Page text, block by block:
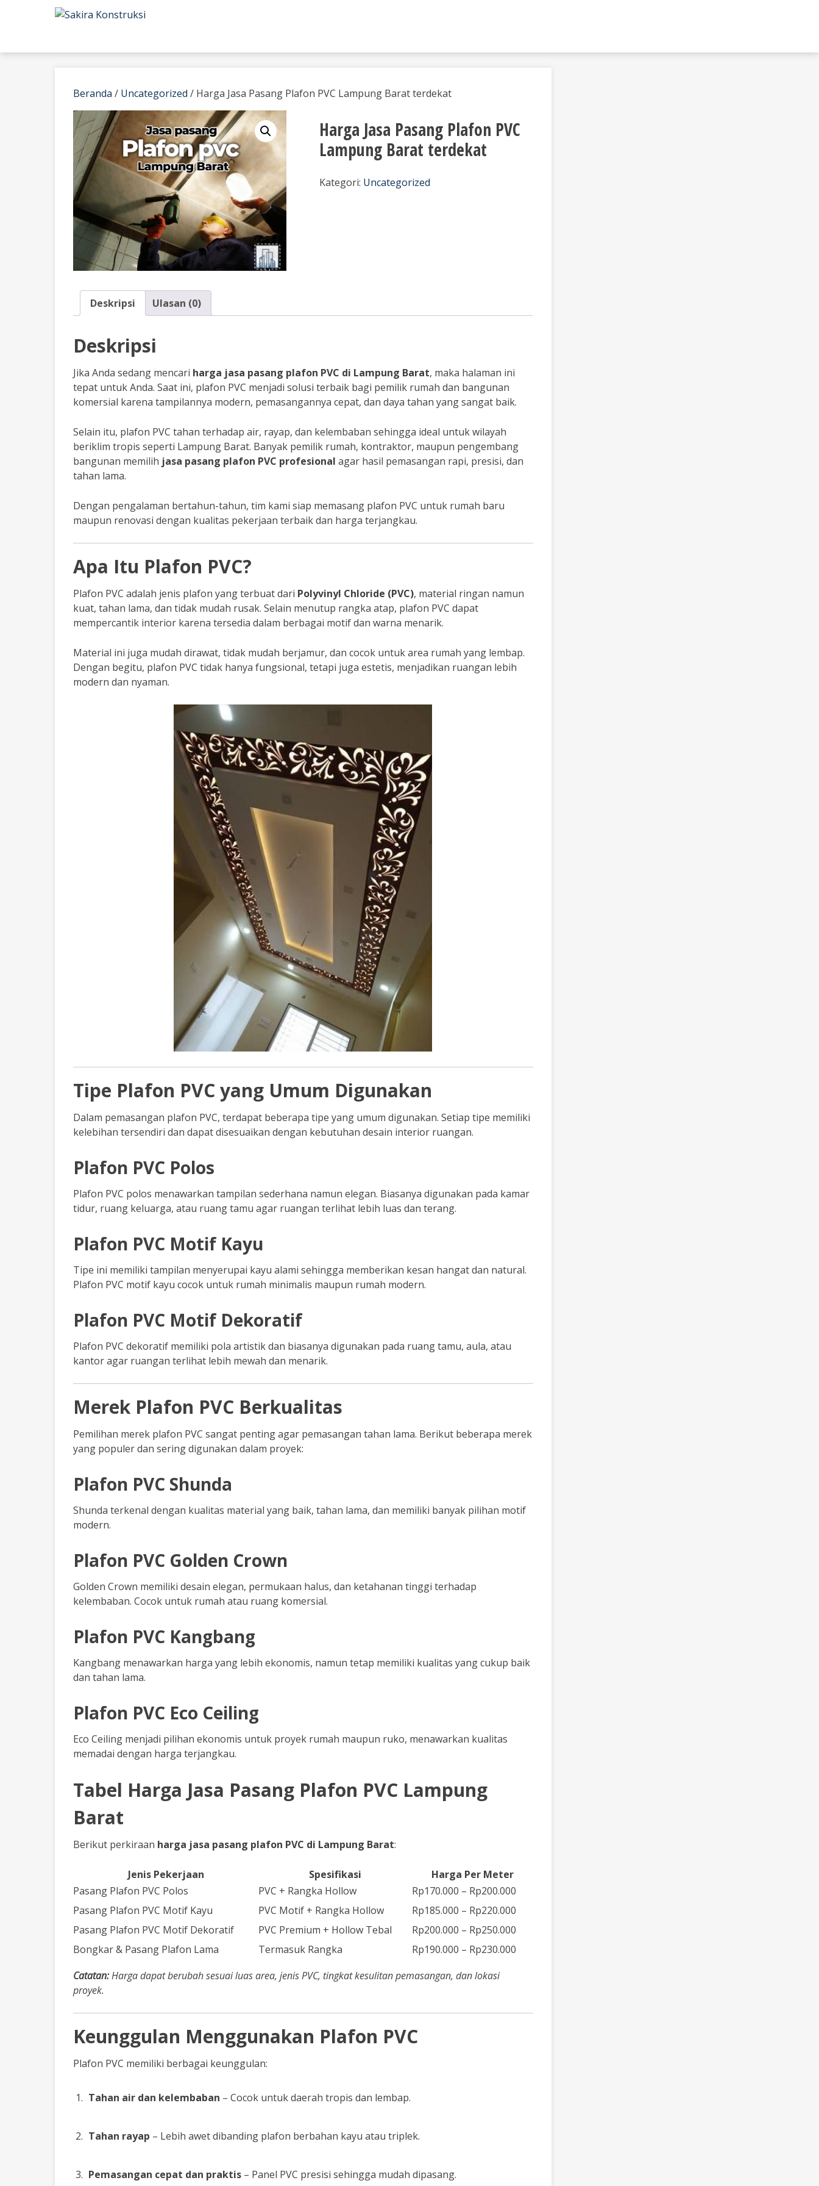
Beranda / Uncategorized / Harga Jasa Pasang Plafon PVC Lampung Barat terdekat
Harga Jasa Pasang Plafon PVC
Lampung Barat terdekat
Kategori: Uncategorized
Deskripsi Ulasan (0)
Deskripsi
Jika Anda sedang mencari harga jasa pasang plafon PVC di Lampung Barat, maka halaman ini
tepat untuk Anda. Saat ini, plafon PVC menjadi solusi terbaik bagi pemilik rumah dan bangunan
komersial karena tampilannya modern, pemasangannya cepat, dan daya tahan yang sangat baik.
Selain itu, plafon PVC tahan terhadap air, rayap, dan kelembaban sehingga ideal untuk wilayah
beriklim tropis seperti Lampung Barat. Banyak pemilik rumah, kontraktor, maupun pengembang
bangunan memilih jasa pasang plafon PVC profesional agar hasil pemasangan rapi, presisi, dan
tahan lama.
Dengan pengalaman bertahun-tahun, tim kami siap memasang plafon PVC untuk rumah baru
maupun renovasi dengan kualitas pekerjaan terbaik dan harga terjangkau.
Apa Itu Plafon PVC?
Plafon PVC adalah jenis plafon yang terbuat dari Polyvinyl Chloride (PVC), material ringan namun
kuat, tahan lama, dan tidak mudah rusak. Selain menutup rangka atap, plafon PVC dapat
mempercantik interior karena tersedia dalam berbagai motif dan warna menarik.
Material ini juga mudah dirawat, tidak mudah berjamur, dan cocok untuk area rumah yang lembap.
Dengan begitu, plafon PVC tidak hanya fungsional, tetapi juga estetis, menjadikan ruangan lebih
modern dan nyaman.
Tipe Plafon PVC yang Umum Digunakan
Dalam pemasangan plafon PVC, terdapat beberapa tipe yang umum digunakan. Setiap tipe memiliki
kelebihan tersendiri dan dapat disesuaikan dengan kebutuhan desain interior ruangan.
Plafon PVC Polos
Plafon PVC polos menawarkan tampilan sederhana namun elegan. Biasanya digunakan pada kamar
tidur, ruang keluarga, atau ruang tamu agar ruangan terlihat lebih luas dan terang.
Plafon PVC Motif Kayu
Tipe ini memiliki tampilan menyerupai kayu alami sehingga memberikan kesan hangat dan natural.
Plafon PVC motif kayu cocok untuk rumah minimalis maupun rumah modern.
Plafon PVC Motif Dekoratif
Plafon PVC dekoratif memiliki pola artistik dan biasanya digunakan pada ruang tamu, aula, atau
kantor agar ruangan terlihat lebih mewah dan menarik.
Merek Plafon PVC Berkualitas
Pemilihan merek plafon PVC sangat penting agar pemasangan tahan lama. Berikut beberapa merek
yang populer dan sering digunakan dalam proyek:
Plafon PVC Shunda
Shunda terkenal dengan kualitas material yang baik, tahan lama, dan memiliki banyak pilihan motif
modern.
Plafon PVC Golden Crown
Golden Crown memiliki desain elegan, permukaan halus, dan ketahanan tinggi terhadap
kelembaban. Cocok untuk rumah atau ruang komersial.
Plafon PVC Kangbang
Kangbang menawarkan harga yang lebih ekonomis, namun tetap memiliki kualitas yang cukup baik
dan tahan lama.
Plafon PVC Eco Ceiling
Eco Ceiling menjadi pilihan ekonomis untuk proyek rumah maupun ruko, menawarkan kualitas
memadai dengan harga terjangkau.
Tabel Harga Jasa Pasang Plafon PVC Lampung
Barat
Berikut perkiraan harga jasa pasang plafon PVC di Lampung Barat:
Jenis Pekerjaan Spesifikasi
Harga Per Meter
Pasang Plafon PVC Polos
PVC + Rangka Hollow
Rp170.000 – Rp200.000
Pasang Plafon PVC Motif Kayu
PVC Motif + Rangka Hollow
Rp185.000 – Rp220.000
Pasang Plafon PVC Motif Dekoratif
PVC Premium + Hollow Tebal
Rp200.000 – Rp250.000
Bongkar & Pasang Plafon Lama
Termasuk Rangka
Rp190.000 – Rp230.000
Catatan:Harga dapat berubah sesuai luas area, jenis PVC, tingkat kesulitan pemasangan, dan lokasi
proyek.
Keunggulan Menggunakan Plafon PVC
Plafon PVC memiliki berbagai keunggulan:
Tahan air dan kelembaban – Cocok untuk daerah tropis dan lembap.
Tahan rayap – Lebih awet dibanding plafon berbahan kayu atau triplek.
Pemasangan cepat dan praktis – Panel PVC presisi sehingga mudah dipasang.